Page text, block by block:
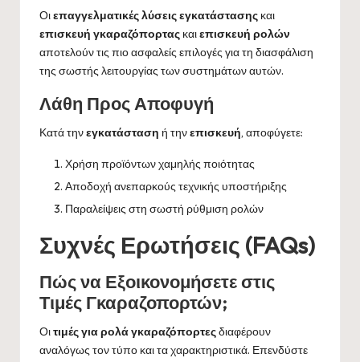
Οιεπαγγελματικές λύσεις εγκατάστασης και
επισκευή γκαραζόπορτας καιεπισκευή ρολών
αποτελούν τις πιο ασφαλείς επιλογές για τη διασφάλιση
της σωστής λειτουργίας των συστημάτων αυτών.
Λάθη Προς Αποφυγή
Κατά τηνεγκατάσταση ή τηνεπισκευή, αποφύγετε:
Χρήση προϊόντων χαμηλής ποιότητας
Αποδοχή ανεπαρκούς τεχνικής υποστήριξης
Παραλείψεις στη σωστή ρύθμιση ρολών
Συχνές Ερωτήσεις (FAQs)
Πώς να Εξοικονομήσετε στις
Τιμές Γκαραζοπορτών;
Οιτιμές για ρολά γκαραζόπορτεςδιαφέρουν
αναλόγως τον τύπο και τα χαρακτηριστικά. Επενδύστε